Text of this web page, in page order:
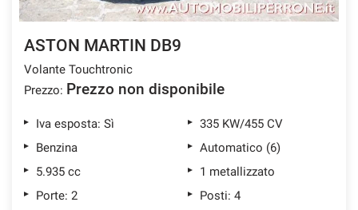
ASTON MARTIN DB9
Volante Touchtronic
Prezzo: Prezzo non disponibile
Iva esposta: Sì
335 KW/455 CV
Benzina
Automatico (6)
5.935 cc
1 metallizzato
Porte: 2
Posti: 4